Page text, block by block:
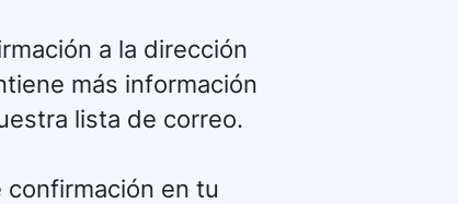
a la dirección
más información
lista de correo.
en tu